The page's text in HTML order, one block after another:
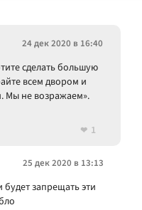
24 дек 2020 в 16:40
сделать большую
всем двором и
Мы не возражаем».
1
25 дек 2020 в 13:13
запрещать эти